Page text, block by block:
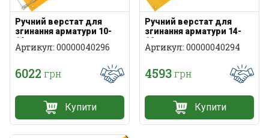
Ручний верстат для
згинання арматури 10-
14мм
Артикул: 00000040296
6022 грн
Купити
Ручний верстат для
згинання арматури 14-
16мм
Артикул: 00000040294
4593грн
Купити